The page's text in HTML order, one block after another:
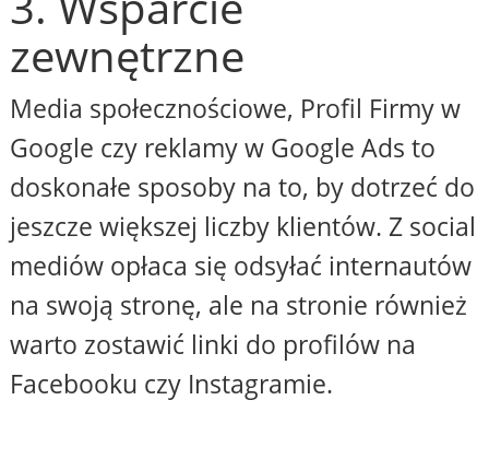
zewnętrzne
Media społecznościowe, Profil Firmy w
Google czy reklamy w Google Ads to
doskonałe sposoby na to, by dotrzeć do
jeszcze większej liczby klientów. Z social
mediów opłaca się odsyłać internautów
na swoją stronę, ale na stronie również
warto zostawić linki do profilów na
Facebooku czy Instagramie.